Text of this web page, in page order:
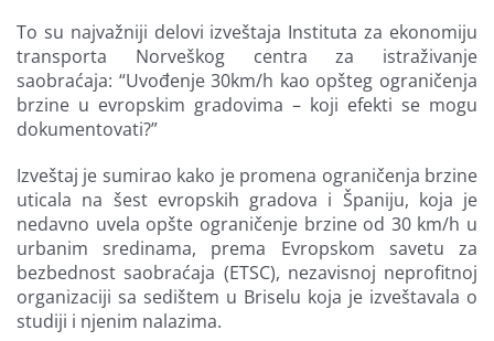
To su najvažniji delovi izveštaja Instituta za ekonomiju
transporta Norveškog centra za istraživanje
saobraćaja: “Uvođenje 30km/h kao opšteg ograničenja
brzine u evropskim gradovima – koji efekti se mogu
dokumentovati?”
Izveštaj je sumirao kako je promena ograničenja brzine
uticala na šest evropskih gradova i Španiju, koja je
nedavno uvela opšte ograničenje brzine od 30 km/h u
urbanim sredinama, prema Evropskom savetu za
bezbednost saobraćaja (ETSC), nezavisnoj neprofitnoj
organizaciji sa sedištem u Briselu koja je izveštavala o
studiji i njenim nalazima.